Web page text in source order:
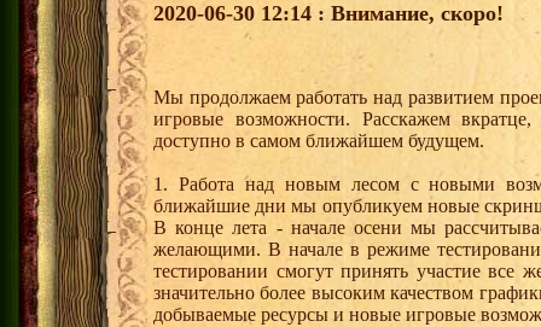
2020-06-30 12:14 : Внимание, скоро!
Мы продолжаем работать над развитием
игровые возможности. Расскажем
доступно в самом ближайшем будущем.
1. Работа над новым лесом с новыми
ближайшие дни мы опубликуем новые
В конце лета - начале осени мы
желающими. В начале в режиме
тестировании смогут принять участие все
значительно более высоким качеством
добываемые ресурсы и новые игровые